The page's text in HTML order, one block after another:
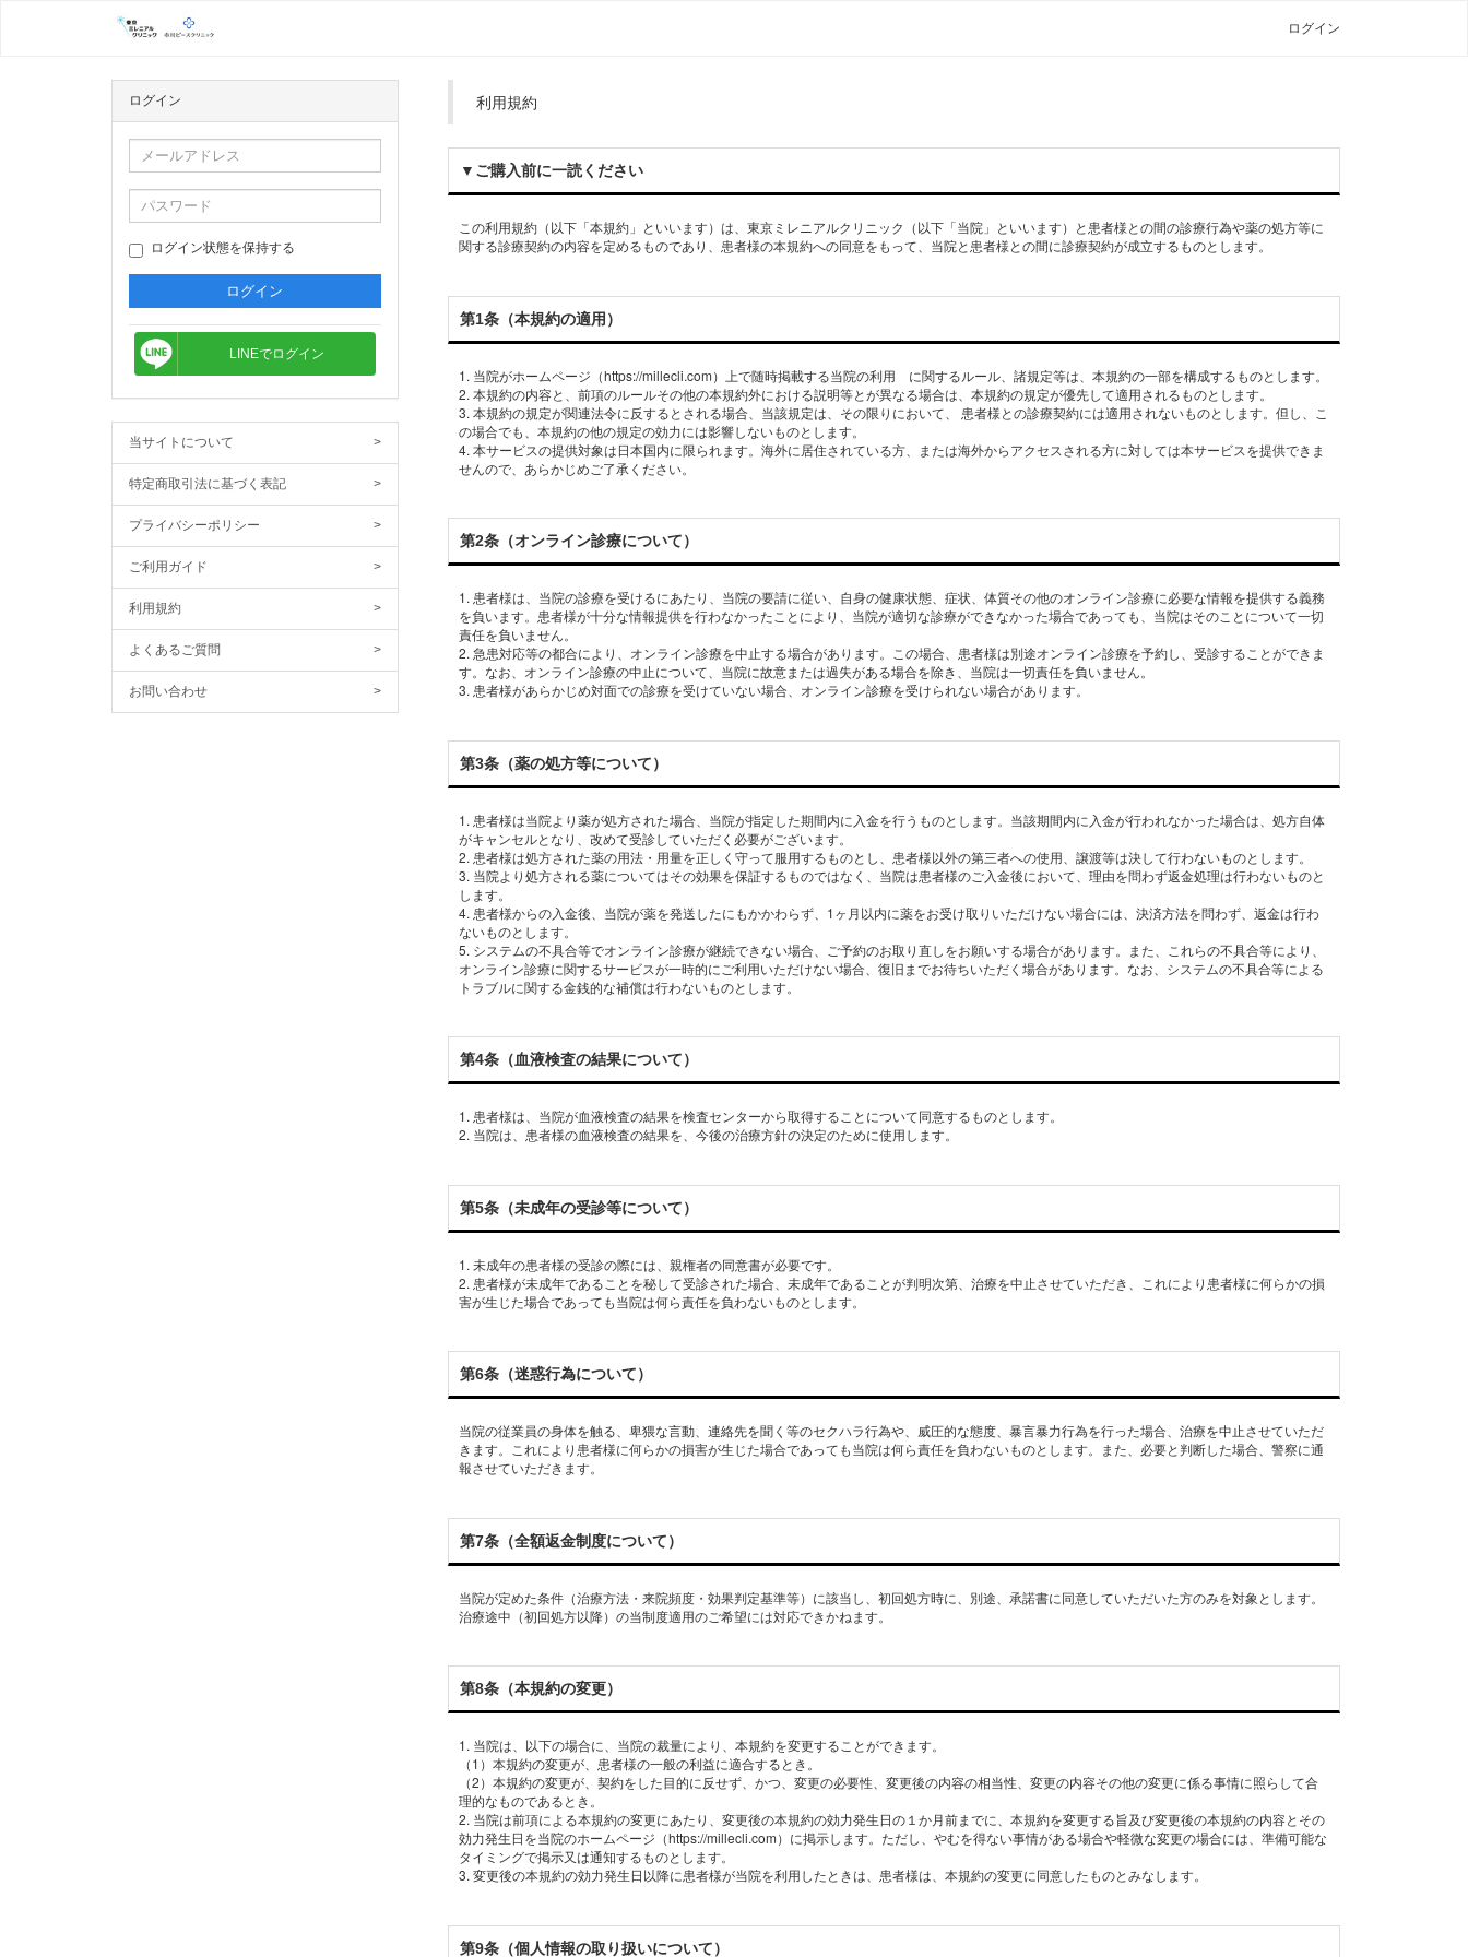
ログイン
ログイン
ログイン状態を保持する
LINEでログイン
当サイトについて >
特定商取引法に基づく表記 >
プライバシーポリシー >
ご利用ガイド >
利用規約 >
よくあるご質問 >
お問い合わせ >
利用規約
▼ご購⼊前に⼀読ください
この利用規約（以下「本規約」といいます）は、東京ミレニアルクリニック（以下「当院」といいます）と患者様との間の診療行為や薬の処方等に
関する診療契約の内容を定めるものであり、患者様の本規約への同意をもって、当院と患者様との間に診療契約が成立するものとします。
第1条（本規約の適用）
1. 当院がホームページ（https://millecli.com）上で随時掲載する当院の利用 に関するルール、諸規定等は、本規約の一部を構成するものとします。
2. 本規約の内容と、前項のルールその他の本規約外における説明等とが異なる場合は、本規約の規定が優先して適用されるものとします。
3. 本規約の規定が関連法令に反するとされる場合、当該規定は、その限りにおいて、 患者様との診療契約には適用されないものとします。但し、こ
の場合でも、本規約の他の規定の効力には影響しないものとします。
4. 本サービスの提供対象は日本国内に限られます。海外に居住されている方、または海外からアクセスされる方に対しては本サービスを提供できま
せんので、あらかじめご了承ください。
第2条（オンライン診療について）
1. 患者様は、当院の診療を受けるにあたり、当院の要請に従い、自身の健康状態、症状、体質その他のオンライン診療に必要な情報を提供する義務
を負います。患者様が十分な情報提供を行わなかったことにより、当院が適切な診療ができなかった場合であっても、当院はそのことについて一切
責任を負いません。
2. 急患対応等の都合により、オンライン診療を中止する場合があります。この場合、患者様は別途オンライン診療を予約し、受診することができま
す。なお、オンライン診療の中止について、当院に故意または過失がある場合を除き、当院は一切責任を負いません。
第3条（薬の処方等について）
1. 患者様は当院より薬が処方された場合、当院が指定した期間内に入金を行うものとします。当該期間内に入金が行われなかった場合は、処方自体
がキャンセルとなり、改めて受診していただく必要がございます。
2. 患者様は処方された薬の用法・用量を正しく守って服用するものとし、患者様以外の第三者への使用、譲渡等は決して行わないものとします。
3. 当院より処方される薬についてはその効果を保証するものではなく、当院は患者様のご入金後において、理由を問わず返金処理は行わないものと
します。
4. 患者様からの入金後、当院が薬を発送したにもかかわらず、1ヶ月以内に薬をお受け取りいただけない場合には、決済方法を問わず、返金は行わ
ないものとします。
5. システムの不具合等でオンライン診療が継続できない場合、ご予約のお取り直しをお願いする場合があります。また、これらの不具合等により、
オンライン診療に関するサービスが一時的にご利用いただけない場合、復旧までお待ちいただく場合があります。なお、システムの不具合等による
トラブルに関する金銭的な補償は行わないものとします。
第4条（血液検査の結果について）
1. 患者様は、当院が血液検査の結果を検査センターから取得することについて同意するものとします。
第5条（未成年の受診等について）
1. 未成年の患者様の受診の際には、親権者の同意書が必要です。
2. 患者様が未成年であることを秘して受診された場合、未成年であることが判明次第、治療を中止させていただき、これにより患者様に何らかの損
第6条（迷惑行為について）
当院の従業員の身体を触る、卑猥な言動、連絡先を聞く等のセクハラ行為や、威圧的な態度、暴言暴力行為を行った場合、治療を中止させていただ
きます。これにより患者様に何らかの損害が生じた場合であっても当院は何ら責任を負わないものとします。また、必要と判断した場合、警察に通
報させていただきます。
第7条（全額返金制度について）
当院が定めた条件（治療方法・来院頻度・効果判定基準等）に該当し、初回処方時に、別途、承諾書に同意していただいた方のみを対象とします。
治療途中（初回処方以降）の当制度適用のご希望には対応できかねます。
第8条（本規約の変更）
1. 当院は、以下の場合に、当院の裁量により、本規約を変更することができます。
（1）本規約の変更が、患者様の一般の利益に適合するとき。
（2）本規約の変更が、契約をした目的に反せず、かつ、変更の必要性、変更後の内容の相当性、変更の内容その他の変更に係る事情に照らして合
理的なものであるとき。
2. 当院は前項による本規約の変更にあたり、変更後の本規約の効力発生日の１か月前までに、本規約を変更する旨及び変更後の本規約の内容とその
効力発生日を当院のホームページ（https://millecli.com）に掲示します。ただし、やむを得ない事情がある場合や軽微な変更の場合には、準備可能な
タイミングで掲示又は通知するものとします。
第9条（個人情報の取り扱いについて）